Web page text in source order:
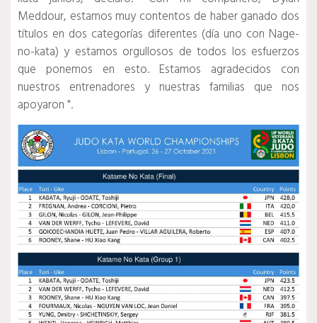
Meddour, estamos muy contentos de haber ganado dos
títulos en dos categorías diferentes (día uno con Nage-
no-kata) y estamos orgullosos de todos los esfuerzos
que ponemos en esto. Estamos agradecidos con
nuestros entrenadores y nuestras familias que nos
apoyaron ".